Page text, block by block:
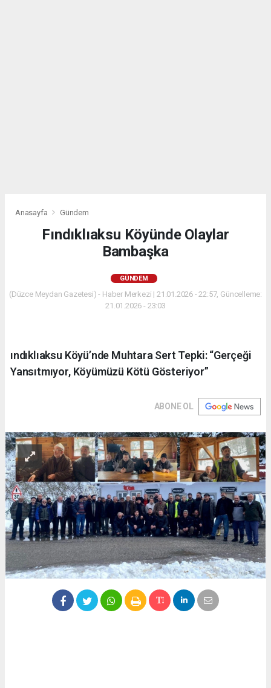
Anasayfa Gündem
Fındıklıaksu Köyünde Olaylar
Bambaşka
GÜNDEM
(Düzce Meydan Gazetesi) - Haber Merkezi | 21.01.2026 - 22:57, Güncelleme:
21.01.2026 - 23:03
ındıklıaksu Köyü’nde Muhtara Sert Tepki: “Gerçeği
Yansıtmıyor, Köyümüzü Kötü Gösteriyor”
ABONE OL